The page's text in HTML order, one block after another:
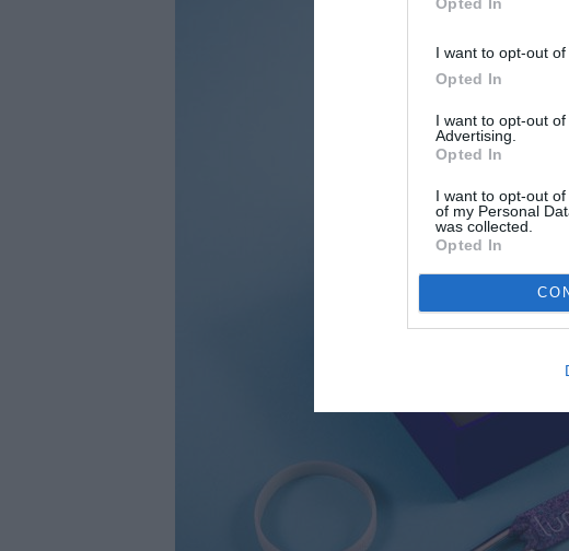
I want to opt-out
Opted In
I want to opt-out
Advertising.
Opted In
I want to opt-out
of my Personal
was collected.
Opted In